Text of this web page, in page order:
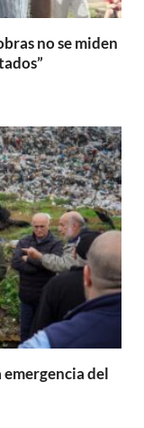
no se miden
del